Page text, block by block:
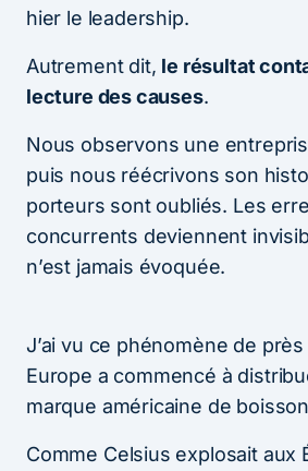
hier le leadership.
Autrement dit, le résultat
lecture des causes.
Nous observons une
puis nous réécrivons son
porteurs sont oubliés. Les
concurrents deviennent
n’est jamais évoquée.
J’ai vu ce phénomène de
Europe a commencé à
marque américaine de
Comme Celsius explosait aux